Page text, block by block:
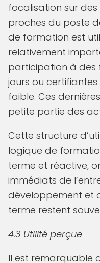
focalisation sur
proches du poste
de formation est
relativement
participation à des
jours ou
faible. Ces
petite partie des
Cette structure
logique de
terme et réactive,
immédiats de
développement et
terme restent
4.3 Utilité perçue
Il est remarquable